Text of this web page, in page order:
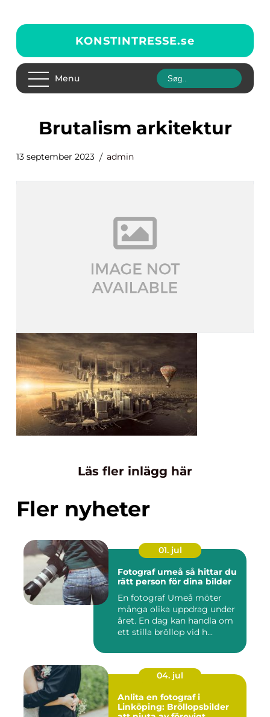
KONSTINTRESSE.se
Menu
brutalism arkitektur
13 september 2023 admin
Läs fler inlägg här
Fler nyheter
01. jul
Fotograf umeå så hittar du
rätt person för dina bilder
En fotograf Umeå möter
många olika uppdrag under
året. En dag kan handla om
ett stilla bröllop vid h...
04. jul
Anlita en fotograf i
Linköping: Bröllopsbilder